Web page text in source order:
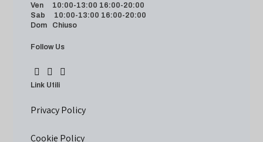
Ven 10:00-13:00 16:00-20:00
Sab 10:00-13:00 16:00-20:00
Dom Chiuso
Follow Us
Link Utili
Privacy Policy
Cookie Policy